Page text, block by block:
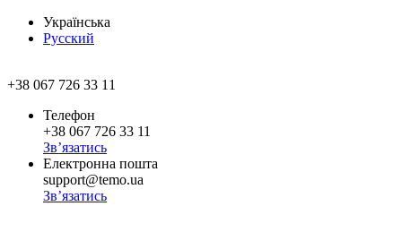
Українська
Русский
+38 067 726 33 11
Телефон
+38 067 726 33 11
Зв’язатись
Електронна пошта
support@temo.ua
Зв’язатись